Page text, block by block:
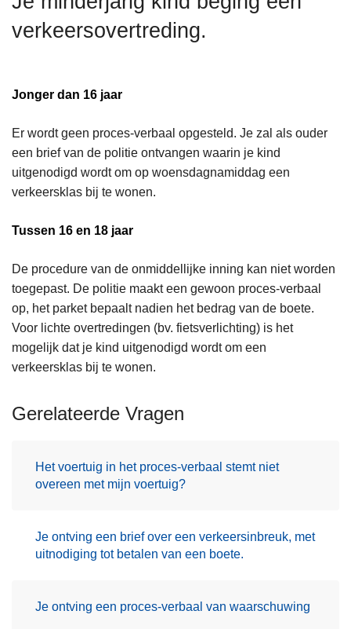
verkeersovertreding.
Jonger dan 16 jaar
Er wordt geen proces-verbaal opgesteld. Je zal als ouder
een brief van de politie ontvangen waarin je kind
uitgenodigd wordt om op woensdagnamiddag een
verkeersklas bij te wonen.
Tussen 16 en 18 jaar
De procedure van de onmiddellijke inning kan niet worden
toegepast. De politie maakt een gewoon proces-verbaal
op, het parket bepaalt nadien het bedrag van de boete.
Voor lichte overtredingen (bv. fietsverlichting) is het
mogelijk dat je kind uitgenodigd wordt om een
verkeersklas bij te wonen.
Gerelateerde Vragen
Het voertuig in het proces-verbaal stemt niet
overeen met mijn voertuig?
Je ontving een brief over een verkeersinbreuk, met
uitnodiging tot betalen van een boete.
Je ontving een proces-verbaal van waarschuwing